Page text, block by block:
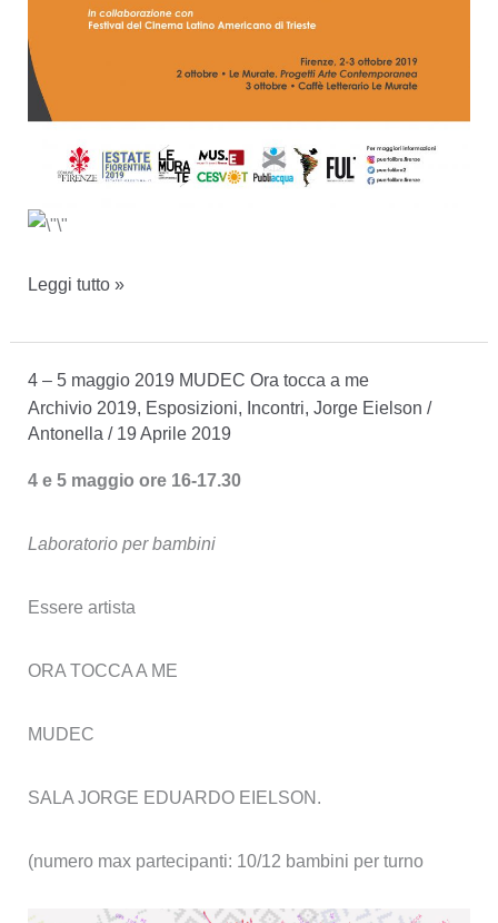
2-
ottobre
2019
–
ATTRAVERSAMENTI
Leggi tutto »
4 – 5 maggio 2019 MUDEC Ora tocca a me
Archivio 2019, Esposizioni, Incontri, Jorge Eielson /
Antonella / 19 Aprile 2019
4 e 5 maggio ore 16-17.30
Laboratorio per bambini
Essere artista
ORA TOCCA A ME
MUDEC
SALA JORGE EDUARDO EIELSON.
(numero max partecipanti: 10/12 bambini per turno